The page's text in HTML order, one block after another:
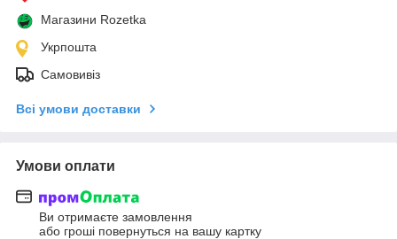
Магазини Rozetka
Укрпошта
Самовивіз
Всі умови доставки
Умови оплати
Ви отримаєте замовлення
або гроші повернуться на вашу картку